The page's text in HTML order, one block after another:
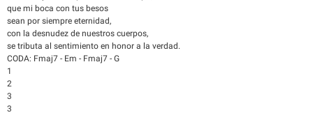
que mi boca con tus besos
sean por siempre eternidad,
con la desnudez de nuestros cuerpos,
se tributa al sentimiento en honor a la verdad.
CODA: Fmaj7 - Em - Fmaj7 - G
1
2
3
3